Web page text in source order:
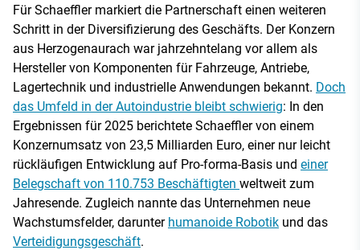
Für Schaeffler markiert die Partnerschaft einen weiteren
Schritt in der Diversifizierung des Geschäfts. Der Konzern
aus Herzogenaurach war jahrzehntelang vor allem als
Hersteller von Komponenten für Fahrzeuge, Antriebe,
Lagertechnik und industrielle Anwendungen bekannt. Doch
das Umfeld in der Autoindustrie bleibt schwierig: In den
Ergebnissen für 2025 berichtete Schaeffler von einem
Konzernumsatz von 23,5 Milliarden Euro, einer nur leicht
rückläufigen Entwicklung auf Pro-forma-Basis und einer
Belegschaft von 110.753 Beschäftigten weltweit zum
Jahresende. Zugleich nannte das Unternehmen neue
Wachstumsfelder, darunter humanoide Robotik und das
Verteidigungsgeschäft.